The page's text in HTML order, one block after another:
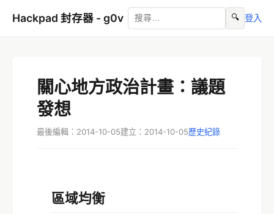
Hackpad 封存器 - g0v 🔍 登入
關心地方政治計畫：議題
發想
最後編輯：2014-10-05建立：2014-10-05歷史紀錄
區域均衡